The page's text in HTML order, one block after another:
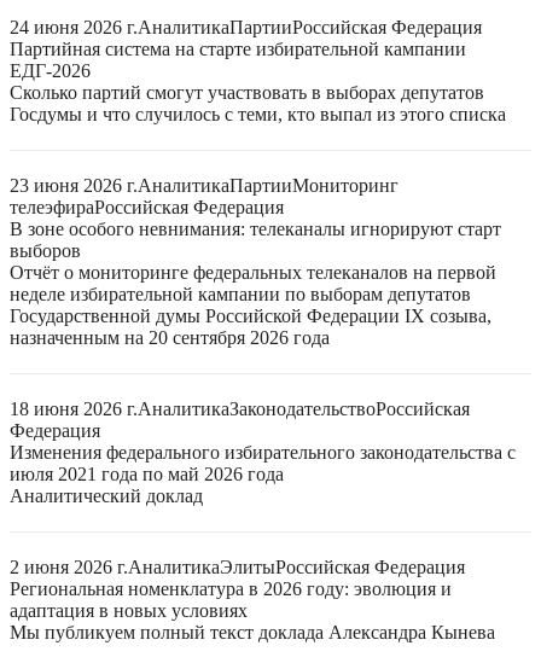
24 июня 2026 г.АналитикаПартииРоссийская Федерация
Партийная система на старте избирательной кампании
ЕДГ-2026
Сколько партий смогут участвовать в выборах депутатов
Госдумы и что случилось с теми, кто выпал из этого списка
23 июня 2026 г.АналитикаПартииМониторинг
телеэфираРоссийская Федерация
В зоне особого невнимания: телеканалы игнорируют старт
выборов
Отчёт о мониторинге федеральных телеканалов на первой
неделе избирательной кампании по выборам депутатов
Государственной думы Российской Федерации IX созыва,
назначенным на 20 сентября 2026 года
18 июня 2026 г.АналитикаЗаконодательствоРоссийская
Федерация
Изменения федерального избирательного законодательства с
июля 2021 года по май 2026 года
Аналитический доклад
2 июня 2026 г.АналитикаЭлитыРоссийская Федерация
Региональная номенклатура в 2026 году: эволюция и
адаптация в новых условиях
Мы публикуем полный текст доклада Александра Кынева